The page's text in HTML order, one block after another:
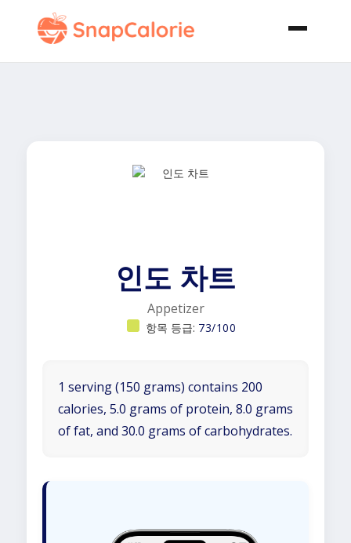
인도 차트
Appetizer
항목 등급: 73/100
1 serving (150 grams) contains 200
calories, 5.0 grams of protein, 8.0 grams
of fat, and 30.0 grams of carbohydrates.